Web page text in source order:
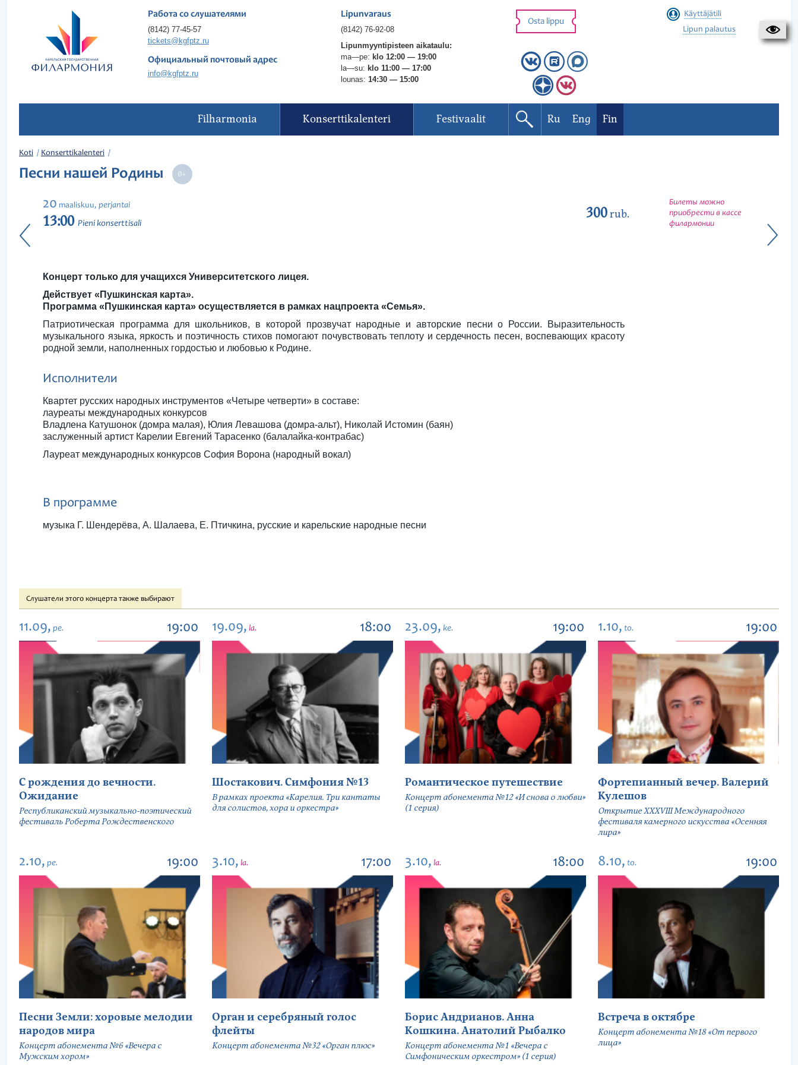
Работа со слушателями
(8142) 77-45-57
tickets@kgfptz.ru
Официальный почтовый адрес
info@kgfptz.ru
Lipunvaraus
(8142) 76-92-08
Lipunmyyntipisteen aikataulu:
ma—pe: klo 12:00 — 19:00
la—su: klo 11:00 — 17:00
lounas: 14:30 — 15:00
Osta lippu
Käyttäjätili
Lipun palautus
Filharmonia Konserttikalenteri Festivaalit Ru Eng Fin
Koti Konserttikalenteri
Песни нашей Родины
20 maaliskuu, perjantai
13:00 Pieni konserttisali
300rub.
Билеты можно
приобрести в кассе
филармонии
Концерт только для учащихся Университетского лицея.
Действует «Пушкинская карта».
Программа «Пушкинская карта» осуществляется в рамках нацпроекта «Семья».
Патриотическая программа для школьников, в которой прозвучат народные и авторские песни о России. Выразительность
музыкального языка, яркость и поэтичность стихов помогают почувствовать теплоту и сердечность песен, воспевающих красоту
родной земли, наполненных гордостью и любовью к Родине.
Исполнители
Квартет русских народных инструментов «Четыре четверти» в составе:
лауреаты международных конкурсов
Владлена Катушонок (домра малая), Юлия Левашова (домра-альт), Николай Истомин (баян)
заслуженный артист Карелии Евгений Тарасенко (балалайка-контрабас)
Лауреат международных конкурсов София Ворона (народный вокал)
В программе
музыка Г. Шендерёва, А. Шалаева, Е. Птичкина, русские и карельские народные песни
Слушатели этого концерта также выбирают
11.09, pe. 19:00
С рождения до вечности.
Ожидание
Республиканский музыкально-поэтический
фестиваль Роберта Рождественского
19.09, la. 18:00
Шостакович. Симфония №13
В рамках проекта «Карелия. Три кантаты
для солистов, хора и оркестра»
23.09, ke. 19:00
Романтическое путешествие
Концерт абонемента №12 «И снова о любви»
(1 серия)
1.10, to. 19:00
Фортепианный вечер. Валерий
Кулешов
Открытие ХХХVIII Международного
фестиваля камерного искусства «Осенняя
лира»
2.10, pe. 19:00
Песни Земли: хоровые мелодии
народов мира
Концерт абонемента №6 «Вечера с
Мужским хором»
3.10, la. 17:00
Орган и серебряный голос
флейты
Концерт абонемента №32 «Орган плюс»
3.10, la. 18:00
Борис Андрианов. Анна
Кошкина. Анатолий Рыбалко
Концерт абонемента №1 «Вечера с
Симфоническим оркестром» (1 серия)
8.10, to. 19:00
Встреча в октябре
Концерт абонемента №18 «От первого
лица»